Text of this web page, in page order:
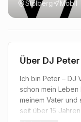
Stolberg Mobil
Über DJ
Ich bin Peter – DJ
schon mein Leben
meinem Vater und
seit über 15